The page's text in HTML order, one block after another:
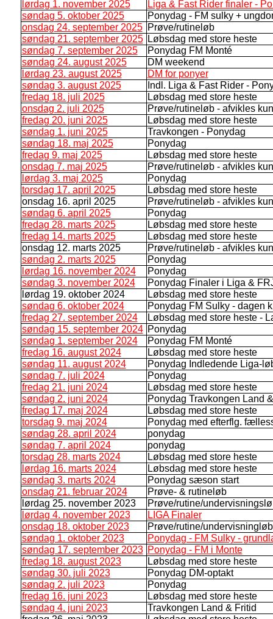
lørdag 1. november 2025
Liga & Fast Rider finaler -
søndag 5. oktober 2025
Ponydag - FM sulky +
onsdag 24. september 2025
Prøve/rutineløb
søndag 21. september 2025
Løbsdag med store heste
søndag 7. september 2025
Ponydag FM Monté
søndag 24. august 2025
DM weekend
lørdag 23. august 2025
DM for ponyer
søndag 3. august 2025
Indl. Liga & Fast Rider -
fredag 18. juli 2025
Løbsdag med store heste
onsdag 2. juli 2025
Prøve/rutineløb - afvikles
fredag 20. juni 2025
Løbsdag med store heste
søndag 1. juni 2025
Travkongen - Ponydag
søndag 18. maj 2025
Ponydag
fredag 9. maj 2025
Løbsdag med store heste
onsdag 7. maj 2025
Prøve/rutineløb - afvikles
lørdag 3. maj 2025
Ponydag
torsdag 17. april 2025
Løbsdag med store heste
onsdag 16. april 2025
Prøve/rutineløb - afvikles
søndag 6. april 2025
Ponydag
fredag 28. marts 2025
Løbsdag med store heste
fredag 14. marts 2025
Løbsdag med store heste
onsdag 12. marts 2025
Prøve/rutineløb - afvikles
søndag 2. marts 2025
Ponydag
lørdag 16. november 2024
Ponydag
søndag 3. november 2024
Ponydag Finaler i Liga &
lørdag 19. oktober 2024
Løbsdag med store heste
søndag 6. oktober 2024
Ponydag FM Sulky - dagen
fredag 27. september 2024
Løbsdag med store heste -
søndag 15. september 2024 Ponydag
søndag 1. september 2024
Ponydag FM Monté
fredag 16. august 2024
Løbsdag med store heste
søndag 11. august 2024
Ponydag Indledende Liga-
søndag 7. juli 2024
Ponydag
fredag 21. juni 2024
Løbsdag med store heste
søndag 2. juni 2024
Ponydag Travkongen Land
fredag 17. maj 2024
Løbsdag med store heste
torsdag 9. maj 2024
Ponydag med efterflg.
søndag 28. april 2024
ponydag
søndag 7. april 2024
ponydag
torsdag 28. marts 2024
Løbsdag med store heste
lørdag 16. marts 2024
Løbsdag med store heste
søndag 3. marts 2024
Ponydag sæson start
onsdag 21. februar 2024
Prøve- & rutineløb
lørdag 25. november 2023
Prøve/rutine/
lørdag 4. november 2023
LIGA Finaler
onsdag 18. oktober 2023
Prøve/rutine/undervisningløb
søndag 1. oktober 2023
Ponydag - FM Sulky -
søndag 17. september 2023 Ponydag - FM i Monte
fredag 18. august 2023
Løbsdag med store heste
søndag 30. juli 2023
Ponydag DM-optakt
søndag 2. juli 2023
Ponydag
fredag 16. juni 2023
Løbsdag med store heste
søndag 4. juni 2023
Travkongen Land & Fritid